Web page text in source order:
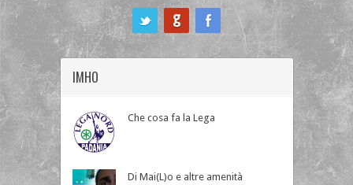
IMHO
Che cosa fa la Lega
Di Mai(L)o e altre amenità